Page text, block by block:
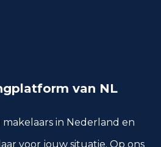
komen
van NL
in Nederland en
voor jouw situatie. Op ons